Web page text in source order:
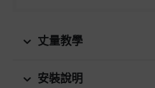
丈量教學
安裝說明